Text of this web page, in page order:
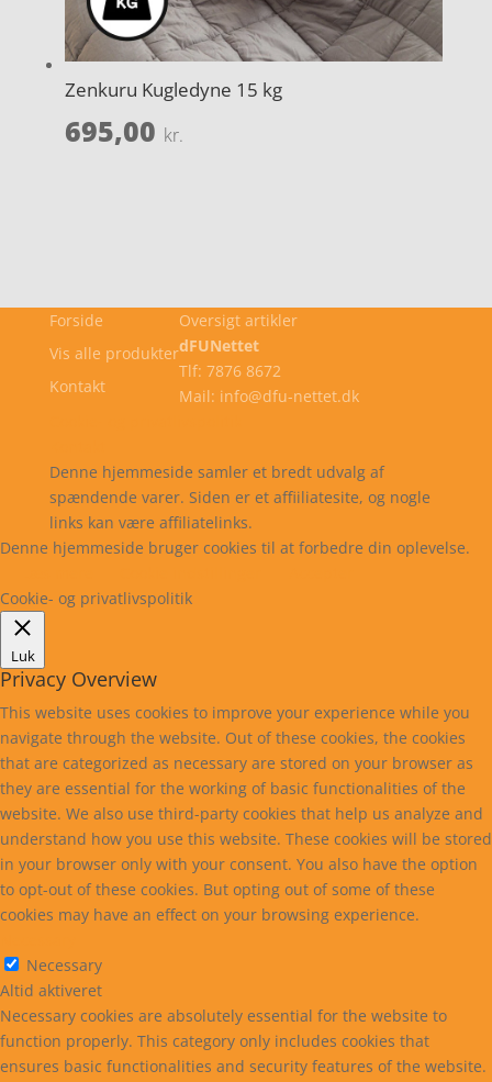
Zenkuru Kugledyne 15 kg
695,00 kr.
Forside
Vis alle produkter
Kontakt
Oversigt artikler
dFUNettet
Tlf: 7876 8672
Mail: info@dfu-nettet.dk
Denne hjemmeside samler et bredt udvalg af
spændende varer. Siden er et affiiliatesite, og nogle
links kan være affiliatelinks.
Denne hjemmeside bruger cookies til at forbedre din oplevelse.
Cookie- og privatlivspolitik
Luk
Privacy Overview
This website uses cookies to improve your experience while you
navigate through the website. Out of these cookies, the cookies
that are categorized as necessary are stored on your browser as
they are essential for the working of basic functionalities of the
website. We also use third-party cookies that help us analyze and
understand how you use this website. These cookies will be stored
in your browser only with your consent. You also have the option
to opt-out of these cookies. But opting out of some of these
cookies may have an effect on your browsing experience.
Necessary
Altid aktiveret
Necessary cookies are absolutely essential for the website to
function properly. This category only includes cookies that
ensures basic functionalities and security features of the website.